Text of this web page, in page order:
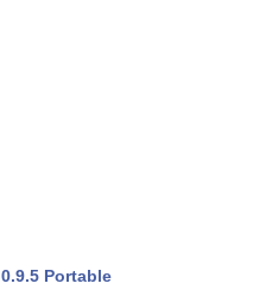
0.9.5 Portable